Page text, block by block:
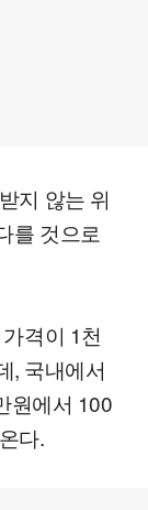
지 않는 위
를 것으로
격이 1천
, 국내에서
원에서 100
다.